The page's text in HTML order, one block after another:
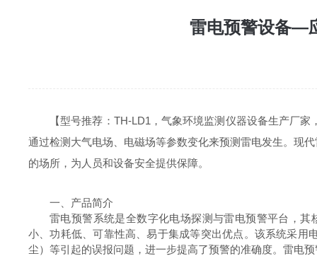
雷电预警设备—
【型号推荐： TH-LD1 ，气象环境监测仪器设备生产厂
通过检测大气电场、电磁场等参数变化来预测雷电发生。现
的场所，为人员和设备安全提供保障。
一、产品简介
雷电预警系统是全数字化电场探测与雷电预警平台，
小、功耗低、可靠性高、易于集成等突出优点。该系统采
尘）等引起的误报问题，进一步提高了预警的准确度。雷电